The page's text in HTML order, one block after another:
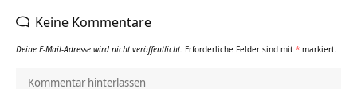
Keine Kommentare
Deine E-Mail-Adresse wird nicht veröffentlicht. Erforderliche Felder sind mit * markiert.